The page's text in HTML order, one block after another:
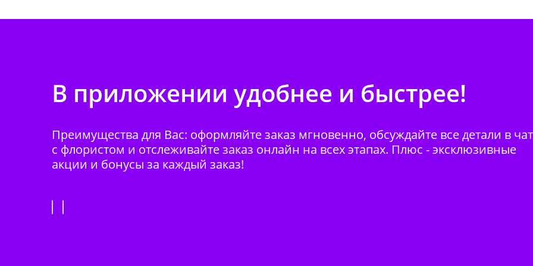
В приложении удобнее и быстрее!
Преимущества для Вас: оформляйте заказ мгновенно, обсуждайте все детали в
с флористом и отслеживайте заказ онлайн на всех этапах. Плюс - эксклюзивные
акции и бонусы за каждый заказ!